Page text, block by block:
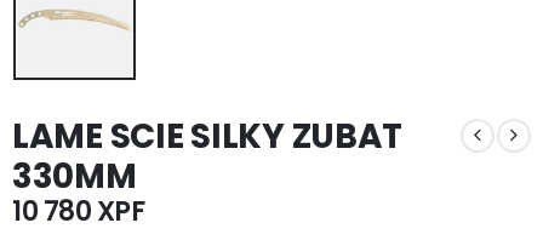
LAME SCIE SILKY ZUBAT
330MM
10 780XPF